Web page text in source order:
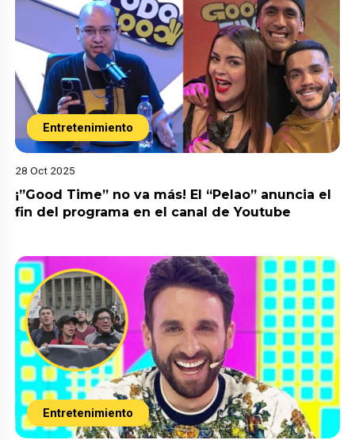
Entretenimiento
28 Oct 2025
¡”Good Time” no va más! El “Pelao” anuncia el
fin del programa en el canal de Youtube
Entretenimiento